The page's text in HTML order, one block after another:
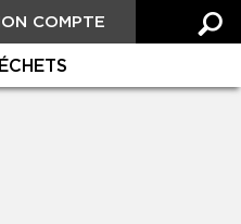
COMPTE